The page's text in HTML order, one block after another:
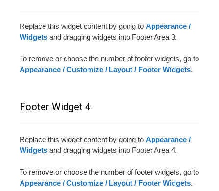
Replace this widget content by going to Appearance /
Widgets and dragging widgets into Footer Area 3.
To remove or choose the number of footer widgets, go to
Appearance / Customize / Layout / Footer Widgets.
Footer Widget 4
Replace this widget content by going to Appearance /
Widgets and dragging widgets into Footer Area 4.
To remove or choose the number of footer widgets, go to
Appearance / Customize / Layout / Footer Widgets.